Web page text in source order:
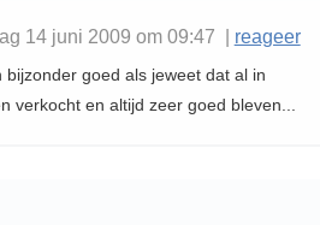
14 juni 2009 om 09:47 | reageer
bijzonder goed als jeweet dat al in
verkocht en altijd zeer goed bleven...